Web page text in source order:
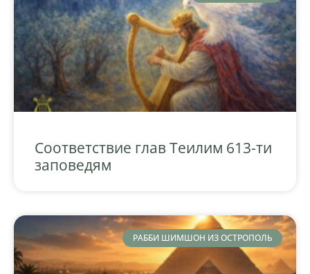
Соответствие глав Теилим 613-ти
заповедям
РАББИ ШИМШОН ИЗ ОСТРОПОЛЬ